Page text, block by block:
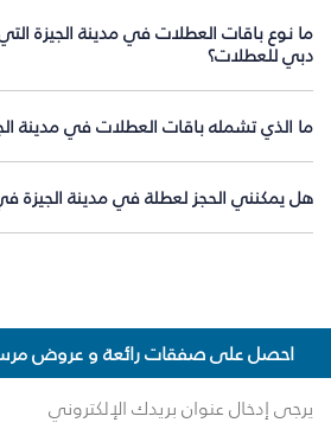
ما نوع باقات العطلات في مدينة الجيزة
دبي للعطلات؟
ما الذي تشمله باقات العطلات في مدينة
هل يمكنني الحجز لعطلة في مدينة الجيزة
احصل على صفقات رائعة و عروض